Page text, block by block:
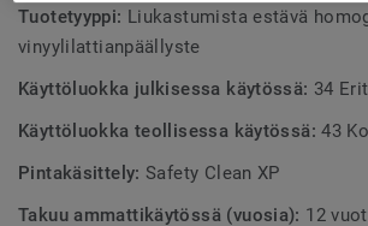
Tuotetyyppi: Liukastumista estävä
vinyylilattianpäällyste
Käyttöluokka julkisessa käytössä: 34
Käyttöluokka teollisessa käytössä:43
Pintakäsittely:Safety Clean XP
Takuu ammattikäytössä (vuosia): 12